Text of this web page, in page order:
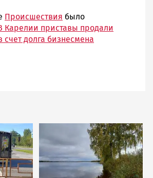
Происшествия было
Карелии приставы продали
счет долга бизнесмена